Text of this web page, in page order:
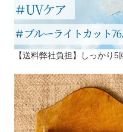
【送料弊社負担】しっかり